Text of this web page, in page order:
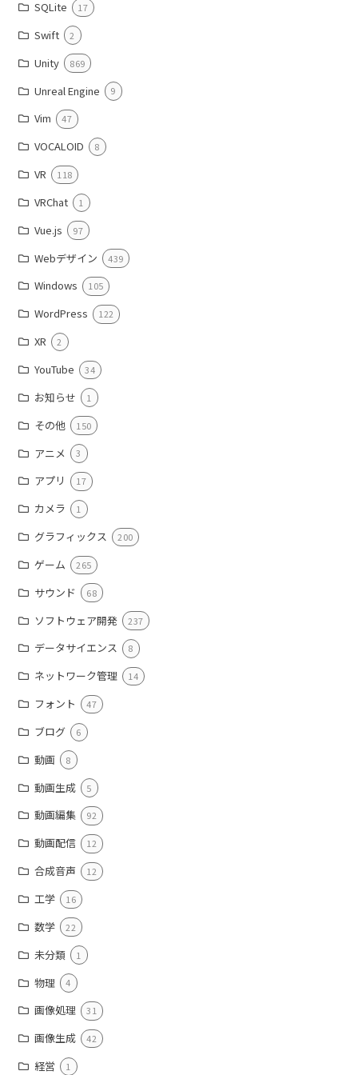
SQLite 17
Swift 2
Unity 869
Unreal Engine 9
Vim 47
VOCALOID 8
VR 118
VRChat 1
Vue.js 97
Webデザイン 439
Windows 105
WordPress 122
XR 2
YouTube 34
お知らせ 1
その他 150
アニメ 3
アプリ 17
カメラ 1
グラフィックス 200
ゲーム 265
サウンド 68
ソフトウェア開発 237
データサイエンス 8
ネットワーク管理 14
フォント 47
ブログ 6
動画 8
動画生成 5
動画編集 92
動画配信 12
合成音声 12
工学 16
数学 22
未分類 1
物理 4
画像処理 31
画像生成 42
経営 1